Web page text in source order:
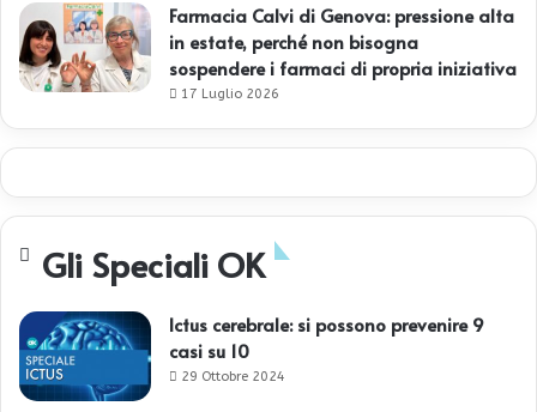
Farmacia Calvi di Genova: pressione alta
in estate, perché non bisogna
sospendere i farmaci di propria iniziativa
17 Luglio 2026
Gli Speciali OK
Ictus cerebrale: si possono prevenire 9
casi su 10
29 Ottobre 2024